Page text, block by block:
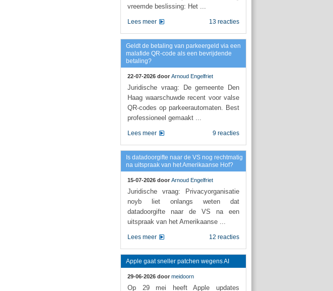
vreemde beslissing: Het ...
13 reacties
Lees meer
Geldt de betaling van parkeergeld via een
malafide QR-code als een bevrijdende
betaling?
22-07-2026 door Arnoud Engelfriet
Juridische vraag: De gemeente Den
Haag waarschuwde recent voor valse
QR-codes op parkeerautomaten. Best
professioneel gemaakt ...
9 reacties
Lees meer
Is datadoorgifte naar de VS nog rechtmatig
na uitspraak van het Amerikaanse Hof?
15-07-2026 door Arnoud Engelfriet
Juridische vraag: Privacyorganisatie
noyb liet onlangs weten dat
datadoorgifte naar de VS na een
uitspraak van het Amerikaanse ...
12 reacties
Lees meer
Apple gaat sneller patchen wegens AI
29-06-2026 door meidoorn
Op 29 mei heeft Apple updates